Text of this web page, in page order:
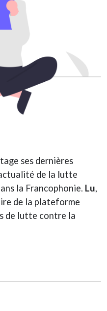
ses dernières
de la lutte
la Francophonie. Lu,
de la plateforme
de lutte contre la